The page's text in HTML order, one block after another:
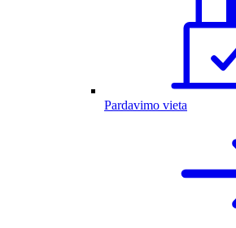
Pardavimo vieta